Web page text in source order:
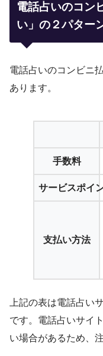
電話占いのコン
い」の２パター
電話占いのコンビニ
あります。
手数料
サービスポイ
支払い方法
上記の表は電話占い
です。電話占いサイ
い場合があるため、